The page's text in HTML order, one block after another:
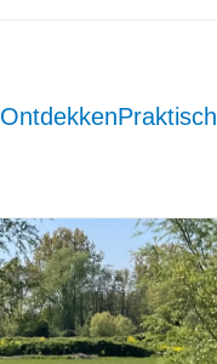
OntdekkenPraktisch